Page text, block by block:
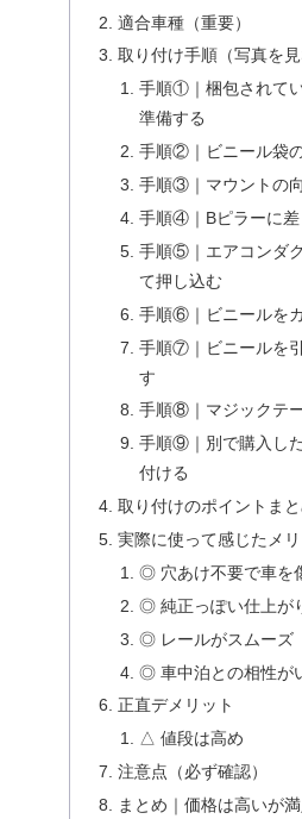
適合車種（重要）
取り付け手順（写真を見
手順①｜梱包されて
準備する
手順②｜ビニール袋
手順③｜マウントの
手順④｜Bピラーに差
手順⑤｜エアコンダ
て押し込む
手順⑥｜ビニールを
手順⑦｜ビニールを
す
手順⑧｜マジックテ
手順⑨｜別で購入し
付ける
取り付けのポイントま
実際に使って感じたメリ
◎ 穴あけ不要で車を
◎ 純正っぽい仕上が
◎ レールがスムーズ
◎ 車中泊との相性が
正直デメリット
△ 値段は高め
注意点（必ず確認）
まとめ｜価格は高いが